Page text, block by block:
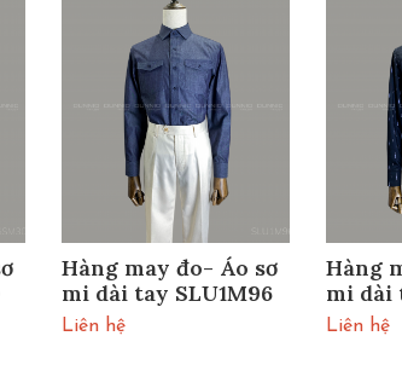
Hàng may đo- Áo sơ
mi dài tay SLU1M96
Liên hệ
Hàng
mi dài
Liên hệ